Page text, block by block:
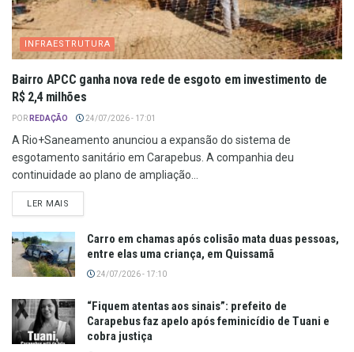
INFRAESTRUTURA
Bairro APCC ganha nova rede de esgoto em investimento de
R$ 2,4 milhões
POR REDAÇÃO 24/07/2026 - 17:01
A Rio+Saneamento anunciou a expansão do sistema de
esgotamento sanitário em Carapebus. A companhia deu
continuidade ao plano de ampliação...
LER MAIS
Carro em chamas após colisão mata duas pessoas,
entre elas uma criança, em Quissamã
24/07/2026 - 17:10
“Fiquem atentas aos sinais”: prefeito de
Carapebus faz apelo após feminicídio de Tuani e
cobra justiça